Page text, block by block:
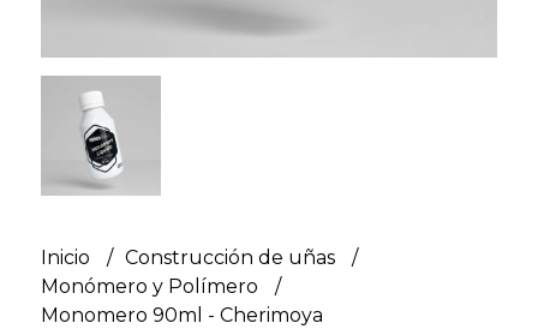
Inicio
Construcción de uñas
Monómero y Polímero
Monomero 90ml - Cherimoya